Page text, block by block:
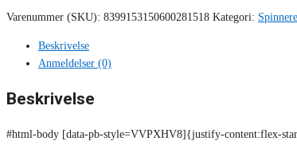
Varenummer (SKU): 8399153150600281518 Kategori: Spinnere
Beskrivelse
Anmeldelser (0)
Beskrivelse
#html-body [data-pb-style=VVPXHV8]{justify-content:flex-